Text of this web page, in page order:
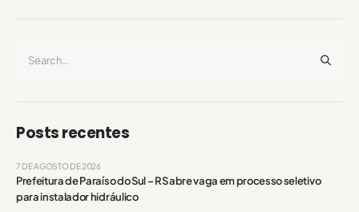
Posts recentes
Prefeitura de Paraíso do Sul – RS abre vaga em processo seletivo
para instalador hidráulico
7 DE AGOSTO DE 2026